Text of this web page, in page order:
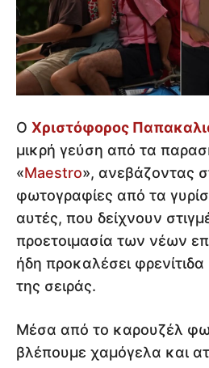
Ο Χριστόφορος
μικρή γεύση από τα
«Maestro», ανεβάζοντας
φωτογραφίες από τα
αυτές, που δείχνουν
προετοιμασία των νέων
ήδη προκαλέσει
της σειράς.
Μέσα από το καρουζέλ
βλέπουμε χαμόγελα και